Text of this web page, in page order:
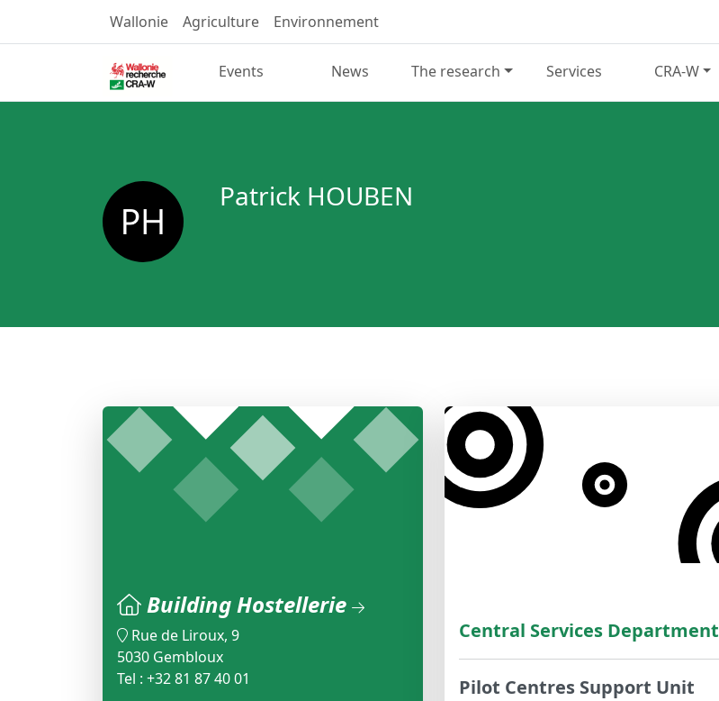
Wallonie Agriculture Environnement
Events News The research Services CRA-W
Patrick HOUBEN
Building Hostellerie
Rue de Liroux, 9
5030 Gembloux
Tel : +32 81 87 40 01
Central Services Department
Pilot Centres Support Unit